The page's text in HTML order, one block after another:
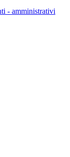
- amministrativi